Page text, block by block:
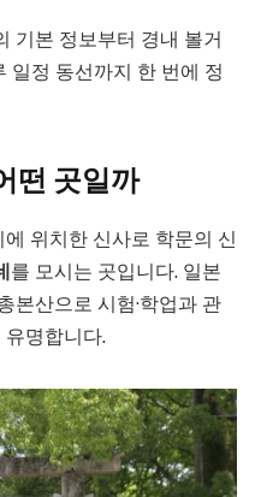
기본 정보부터 경내 볼거
일정 동선까지 한 번에 정
떤 곳일까
위치한 신사로 학문의 신
를 모시는 곳입니다. 일본
본산으로 시험·학업과 관
유명합니다.